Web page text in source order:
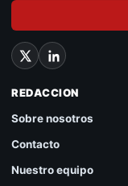
REDACCION
Sobre nosotros
Contacto
Nuestro equipo